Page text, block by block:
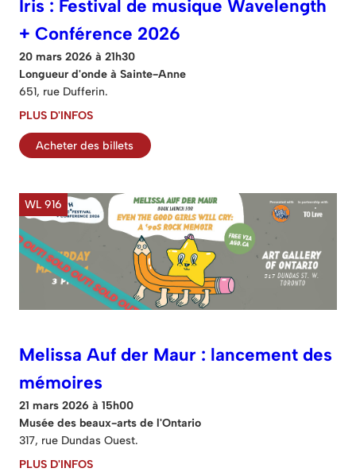
Iris : Festival de musique Wavelength
+ Conférence 2026
20 mars 2026 à 21h30
Longueur d'onde à Sainte-Anne
651, rue Dufferin.
PLUS D'INFOS
Acheter des billets
WL 916
Melissa Auf der Maur : lancement des
mémoires
21 mars 2026 à 15h00
Musée des beaux-arts de l'Ontario
317, rue Dundas Ouest.
PLUS D'INFOS